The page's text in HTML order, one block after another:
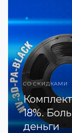
СО СКИДКАМИ
18%.
деньги